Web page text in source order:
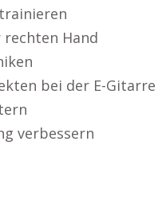
Hand
bei der E-Gitarre
verbessern